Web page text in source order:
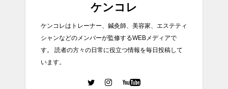
ケンコレ
ケンコレはトレーナー、鍼灸師、美容家、エステティ
シャンなどのメンバーが監修するWEBメディアで
す。 読者の方々の日常に役立つ情報を毎日投稿して
います。